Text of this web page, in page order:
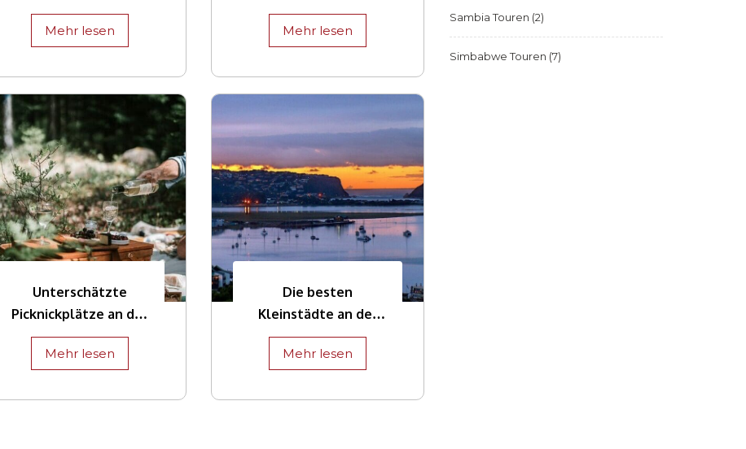
Fakten über Mossel
Bay
Mehr lesen
Garden Route
Mehr lesen
Unterschätzte
Picknickplätze an der
Garden Route
Mehr lesen
Die besten
Kleinstädte an der
Garden Route
Mehr lesen
Sambia Touren (2)
Simbabwe Touren (7)